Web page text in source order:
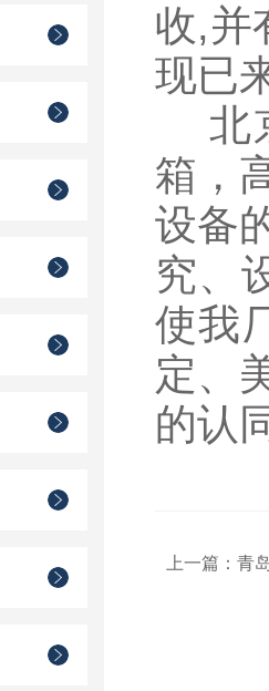
收,并
现已
北
箱，
设备
究、
使我
定、
的认
上一篇： 青